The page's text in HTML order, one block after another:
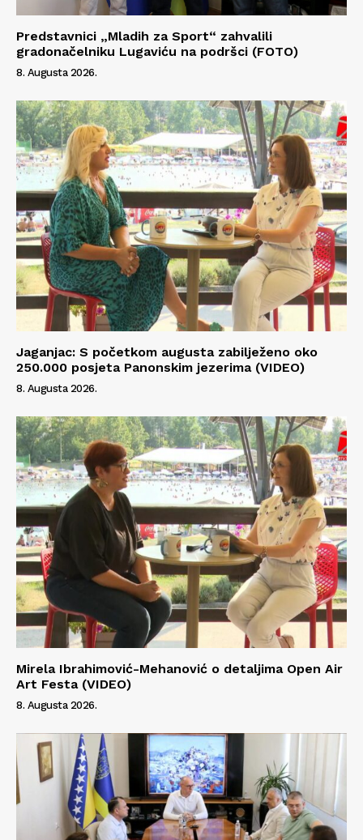
Info
O nama
Kontakt
Impressum
Predstavnici „Mladih za Sport“ zahvalili
gradonačelniku Lugaviću na podršci (FOTO)
8. Augusta 2026.
Jaganjac: S početkom augusta zabilježeno oko
250.000 posjeta Panonskim jezerima (VIDEO)
8. Augusta 2026.
Mirela Ibrahimović-Mehanović o detaljima Open Air
Art Festa (VIDEO)
8. Augusta 2026.